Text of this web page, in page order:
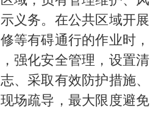
义务。在公共区域开展
等有碍通行的作业时，
强化安全管理，设置清
、采取有效防护措施、
场疏导，最大限度避免